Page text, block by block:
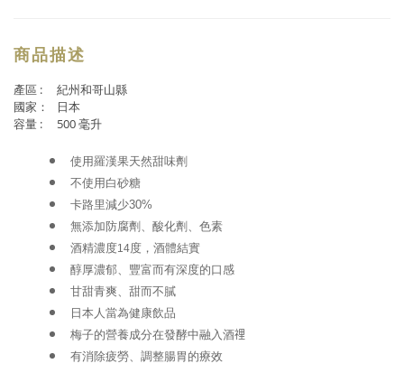
商品描述
產區 : 紀州和哥山縣
國家 ： 日本
容量 : 500 毫升
使用羅漢果天然甜味劑
不使用白砂糖
卡路里減少30%
無添加防腐劑、酸化劑、色素
酒精濃度14度，酒體結實
醇厚濃郁、豐富而有深度的口感
甘甜青爽、甜而不膩
日本人當為健康飲品
梅子的營養成分在發酵中融入酒𥚃
有消除疲勞、調整腸胃的療效